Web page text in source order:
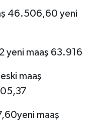
46.506,60 yeni
yeni maaş 63.916
eski maaş
maaş